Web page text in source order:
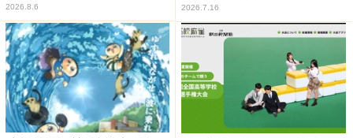
2026.8.6 2026.7.16